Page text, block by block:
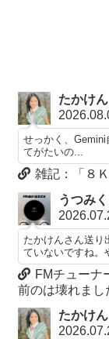
たかけん
せっかく、
てがたいの...
雑記：「８
うつみ
たかけんさん送り
ていないですね。
FMチューナ
前のは壊れまし
たかけん